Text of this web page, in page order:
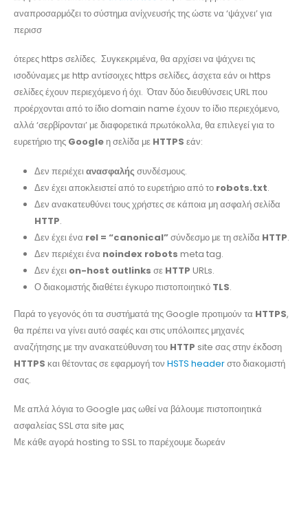
αναπροσαρμόζει το σύστημα ανίχνευσής της ώστε να ‘ψάχνει’ για
περισσ
ότερες https σελίδες. Συγκεκριμένα, θα αρχίσει να ψάχνει τις
ισοδύναμες με http αντίσοιχες https σελίδες, άσχετα εάν οι https
σελίδες έχουν περιεχόμενο ή όχι. Όταν δύο διευθύνσεις URL που
προέρχονται από το ίδιο domain name έχουν το ίδιο περιεχόμενο,
αλλά ‘σερβίρονται’ με διαφορετικά πρωτόκολλα, θα επιλεγεί για το
ευρετήριο της Googleη σελίδα με HTTPS εάν:
Δεν περιέχειανασφαλής συνδέσμους.
Δεν έχει αποκλειστεί από το ευρετήριο από το robots.txt.
Δεν ανακατευθύνει τους χρήστες σε κάποια μη ασφαλή σελίδα
HTTP.
Δεν έχει ένα rel = “canonical”σύνδεσμο με τη σελίδα HTTP.
Δεν περιέχει ένα noindex robots meta tag.
Δεν έχει on-host outlinks σε HTTP URLs.
Ο διακομιστής διαθέτει έγκυρο πιστοποιητικό TLS.
Παρά το γεγονός ότι τα συστήματά της Google προτιμούν τα HTTPS,
θα πρέπει να γίνει αυτό σαφές και στις υπόλοιπες μηχανές
αναζήτησης με την ανακατεύθυνση του HTTP site σας στην έκδοση
HTTPS και θέτοντας σε εφαρμογή τον HSTS headerστο διακομιστή
σας.
Με απλά λόγια το Google μας ωθεί να βάλουμε πιστοποιητικά
ασφαλείας SSL στα site μας
Με κάθε αγορά hosting το SSL το παρέχουμε δωρεάν